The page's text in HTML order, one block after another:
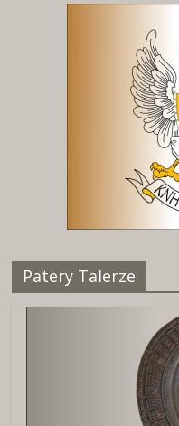
Patery Talerze